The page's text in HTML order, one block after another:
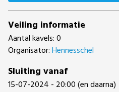
Veiling informatie
Aantal kavels: 0
Organisator:Hennesschel
Sluiting vanaf
15-07-2024 - 20:00 (en daarna)